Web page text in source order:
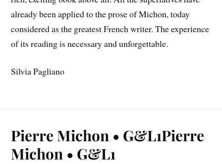
already been applied to the prose of Michon, today
considered as the greatest French writer. The experience
of its reading is necessary and unforgettable.
Silvia Pagliano
Pierre Michon • G&L1Pierre
Michon • G&L1